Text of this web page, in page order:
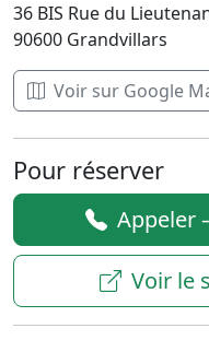
36 BIS Rue du
90600 Grandvillars
Voir sur Google
Pour réserver
Appeler
Voir le